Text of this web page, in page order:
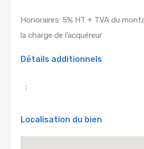
Honoraires: 5% HT + TVA du
la charge de l’acquéreur
Détails additionnels
:
Localisation du bien